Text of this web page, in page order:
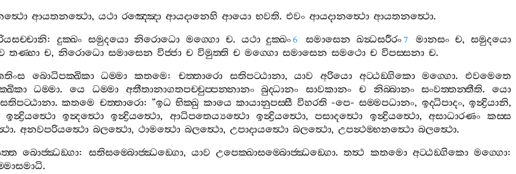
ආයතනත්‍ථො, යථා රඤ‍්ඤො ආයදානෙහි ආයො භවති. එවං ආයදානත්‍ථො ආයතනත්‍ථො.
: දුක‍්ඛං සමුදයො නිරොධො මග‍්ගො ච. යථා දුක‍්ඛං6 සමාසෙන ඛන්‍ධසරීරං7 මානසං ච,සමුදයො
තණ‍්හා ච, නිරොධො සමාසෙන විජ‍්ජා ච විමුත‍්ති ච මග‍්ගො සමාසෙන සමථො ච විපස‍්සනා ච.
බොධිපක‍්ඛිකා ධම‍්මා කතමෙ: චත‍්තාරො සතිපට‍්ඨානා,යාව අරියො අට‍්ඨඞ‍්ගිකො මග‍්ගො.එවමෙතෙ
ධම‍්මා.යෙ ධම‍්මා අතීතානාගතපච‍්චුප‍්පන‍්නානං බුද‍්ධානං සාවකානං ච නිබ‍්බානං සංවත‍්තන‍්තීති.යො
සතිපට‍්ඨානා.කතමෙ චත‍්තාරො: “ඉධ භික‍්ඛු කායෙ කායානුපස‍්සී විහරති -පෙ-සම‍්මපධානං, ඉද‍්ධිපාදං,ඉන්‍ද්‍රියානි,
ඉන්‍ද්‍රියත්‍ථො ඉන්‍දත්‍ථො ඉන්‍ද්‍රියත්‍ථො, ආධිපතෙය්‍යත්‍ථො ඉන්‍ද්‍රියත්‍ථො,පසාදත්‍ථො ඉන්‍ද්‍රියත්‍ථො, අසාධාරණං කස‍්ස
. අනවපරියත්‍ථො බලත්‍ථො, ථාමත්‍ථො බලත්‍ථො, උපාදායත්‍ථො බලත්‍ථො, උපන්‍ථම‍්භනත්‍ථො බලත්‍ථො.
බොජ‍්ඣඞ‍්ගා: සතිසම‍්බොජ‍්ඣඞ‍්ගො, යාව උපෙක‍්ඛාසම‍්බොජ‍්ඣඞ‍්ගො.තත්‍ථ කතමො අට‍්ඨඞ‍්ගිකො මග‍්ගො:
.